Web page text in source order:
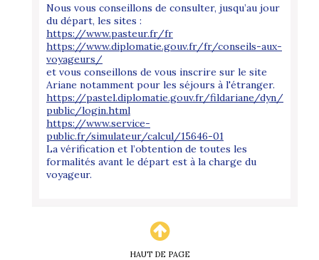
Nous vous conseillons de consulter, jusqu’au jour
du départ, les sites :
https://www.pasteur.fr/fr
https://www.diplomatie.gouv.fr/fr/conseils-aux-
voyageurs/
et vous conseillons de vous inscrire sur le site
Ariane notamment pour les séjours à l'étranger.
https://pastel.diplomatie.gouv.fr/fildariane/dyn/
public/login.html
https://www.service-
public.fr/simulateur/calcul/15646-01
La vérification et l’obtention de toutes les
formalités avant le départ est à la charge du
voyageur.
HAUT DE PAGE